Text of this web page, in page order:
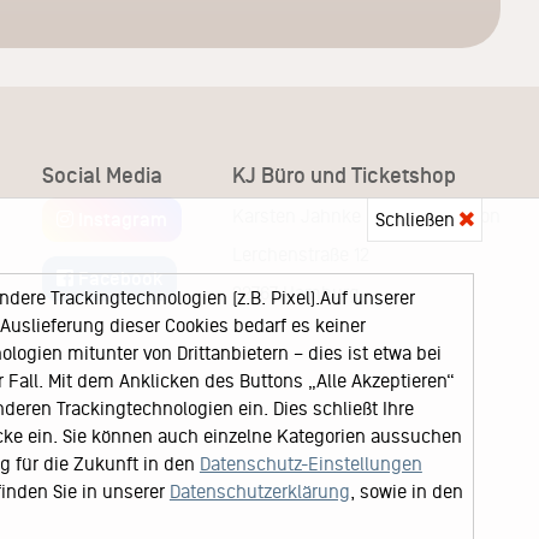
Social Media
Facebook
KJ Büro und Ticketshop
Karsten Jahnke Konzertdirektion
22767 Hamburg
Schließen
Trackingtechnologien (z.B. Pixel).Auf unserer
dieser Cookies bedarf es keiner
mitunter von Drittanbietern – dies ist etwa bei
Mit dem Anklicken des Buttons „Alle Akzeptieren“
Trackingtechnologien ein. Dies schließt Ihre
ein. Sie können auch einzelne Kategorien aussuchen
für die Zukunft in den Datenschutz-Einstellungen
Sie in unserer Datenschutzerklärung , sowie in den